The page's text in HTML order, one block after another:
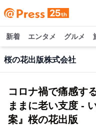
新着 エンタメ グルメ
桜の花出版株式会社
コロナ禍で痛感す
ままに老い支度 -
案』桜の花出版